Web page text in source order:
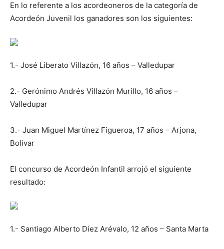
En lo referente a los acordeoneros de la categoría de
Acordeón Juvenil los ganadores son los siguientes:
1.- José Liberato Villazón, 16 años – Valledupar
2.- Gerónimo Andrés Villazón Murillo, 16 años –
Valledupar
3.- Juan Miguel Martínez Figueroa, 17 años – Arjona,
Bolívar
El concurso de Acordeón Infantil arrojó el siguiente
resultado:
1.- Santiago Alberto Díez Arévalo, 12 años – Santa Marta